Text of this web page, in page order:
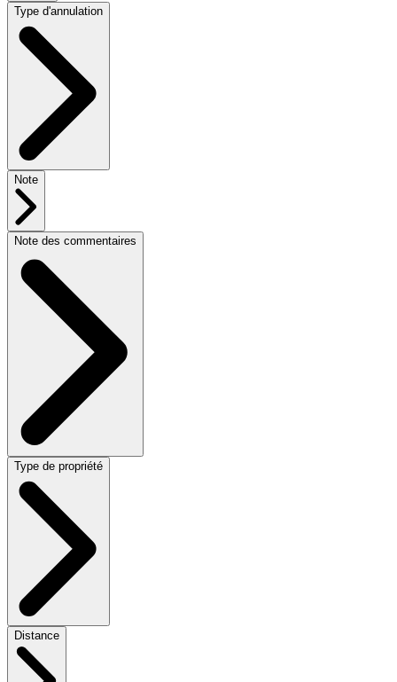
Type d'annulation
Note
Note des commentaires
Type de propriété
Distance